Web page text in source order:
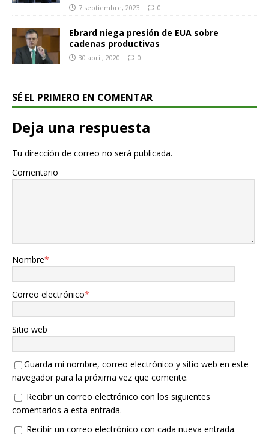
7 septiembre, 2023 0
Ebrard niega presión de EUA sobre
cadenas productivas
30 abril, 2020 0
SÉ EL PRIMERO EN COMENTAR
Deja una respuesta
Tu dirección de correo no será publicada.
Comentario
Nombre*
Correo electrónico*
Sitio web
Guarda mi nombre, correo electrónico y sitio web en este
navegador para la próxima vez que comente.
Recibir un correo electrónico con los siguientes
comentarios a esta entrada.
Recibir un correo electrónico con cada nueva entrada.